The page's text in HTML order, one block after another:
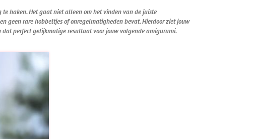
haken. Het gaat niet alleen om het vinden van de juiste
geen rare hobbeltjes of onregelmatigheden bevat. Hierdoor ziet jouw
perfect gelijkmatige resultaat voor jouw volgende amigurumi.